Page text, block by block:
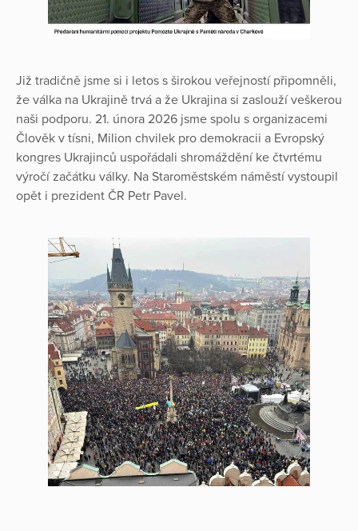
Již tradičně jsme si i letos s širokou veřejností připomněli,
že válka na Ukrajině trvá a že Ukrajina si zaslouží veškerou
naši podporu. 21. února 2026 jsme spolu s organizacemi
Člověk v tísni, Milion chvilek pro demokracii a Evropský
kongres Ukrajinců uspořádali shromáždění ke čtvrtému
výročí začátku války. Na Staroměstském náměstí vystoupil
opět i prezident ČR Petr Pavel.